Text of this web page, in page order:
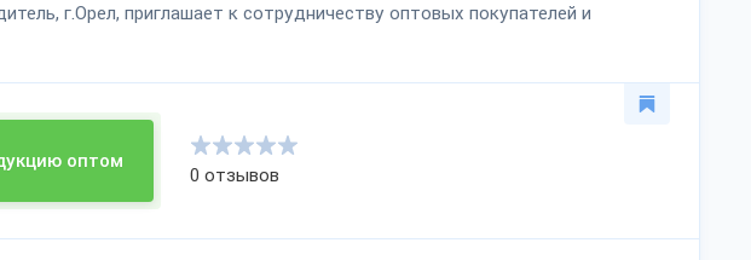
г.Орел, приглашает к сотрудничеству оптовых покупателей и
оптом
0 отзывов